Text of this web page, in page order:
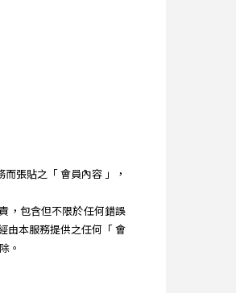
張貼之「 會員內容 」，
，包含但不限於任何錯誤
由本服務提供之任何「 會
。